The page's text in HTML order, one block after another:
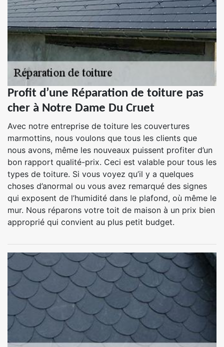
Profit d’une Réparation de toiture pas
cher à Notre Dame Du Cruet
Avec notre entreprise de toiture les couvertures
marmottins, nous voulons que tous les clients que
nous avons, même les nouveaux puissent profiter d’un
bon rapport qualité-prix. Ceci est valable pour tous les
types de toiture. Si vous voyez qu’il y a quelques
choses d’anormal ou vous avez remarqué des signes
qui exposent de l’humidité dans le plafond, où même le
mur. Nous réparons votre toit de maison à un prix bien
approprié qui convient au plus petit budget.